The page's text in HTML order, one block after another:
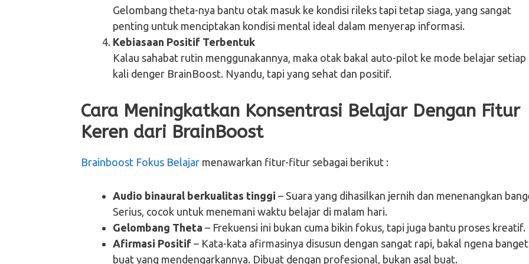
Gelombang theta-nya bantu otak masuk ke kondisi rileks tapi tetap siaga, yang sangat
penting untuk menciptakan kondisi mental ideal dalam menyerap informasi.
Kebiasaan Positif Terbentuk
Kalau sahabat rutin menggunakannya, maka otak bakal auto-pilot ke mode belajar setiap
kali denger BrainBoost. Nyandu, tapi yang sehat dan positif.
Cara Meningkatkan Konsentrasi Belajar Dengan Fitur
Keren dari BrainBoost
Brainboost Fokus Belajar menawarkan fitur-fitur sebagai berikut :
Audio binaural berkualitas tinggi – Suara yang dihasilkan jernih dan menenangkan
Serius, cocok untuk menemani waktu belajar di malam hari.
Gelombang Theta – Frekuensi ini bukan cuma bikin fokus, tapi juga bantu proses kreatif.
Afirmasi Positif – Kata-kata afirmasinya disusun dengan sangat rapi, bakal ngena banget
buat yang mendengarkannya. Dibuat dengan profesional, bukan asal buat.